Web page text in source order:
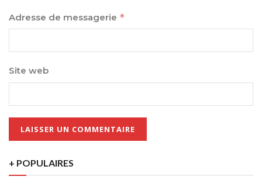
Adresse de messagerie *
Site web
+ POPULAIRES